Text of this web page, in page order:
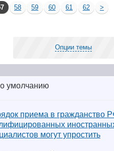
58 59 60 61 62
>
Опции темы
приема в гражданство
могут упростить